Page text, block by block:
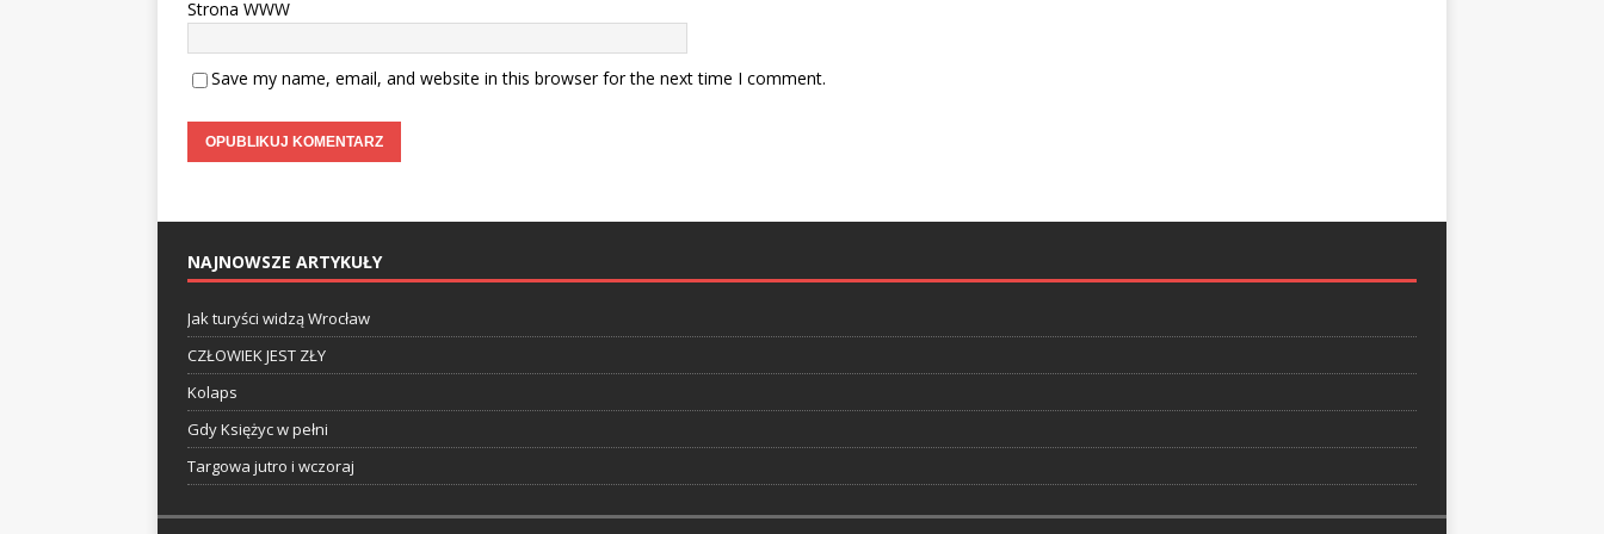
Strona WWW
Save my name, email, and website in this browser for the next time I comment.
NAJNOWSZE ARTYKUŁY
Jak turyści widzą Wrocław
CZŁOWIEK JEST ZŁY
Kolaps
Gdy Księżyc w pełni
Targowa jutro i wczoraj